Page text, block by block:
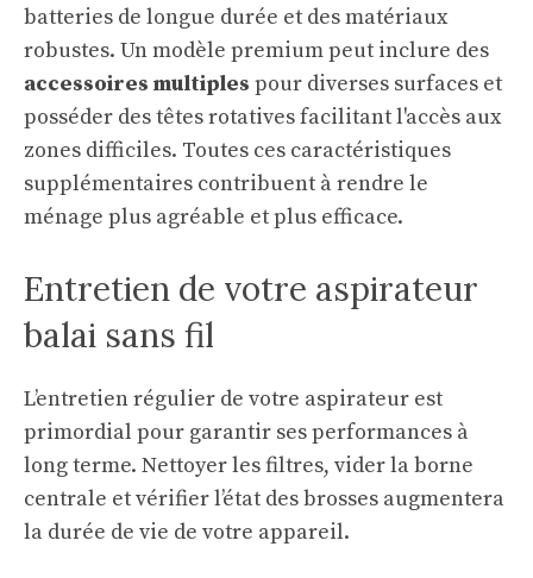
batteries de longue durée et des matériaux
robustes. Un modèle premium peut inclure des
accessoires multiples pour diverses surfaces et
posséder des têtes rotatives facilitant l'accès aux
zones difficiles. Toutes ces caractéristiques
supplémentaires contribuent à rendre le
ménage plus agréable et plus efficace.
Entretien de votre aspirateur
balai sans fil
L’entretien régulier de votre aspirateur est
primordial pour garantir ses performances à
long terme. Nettoyer les filtres, vider la borne
centrale et vérifier l’état des brosses augmentera
la durée de vie de votre appareil.